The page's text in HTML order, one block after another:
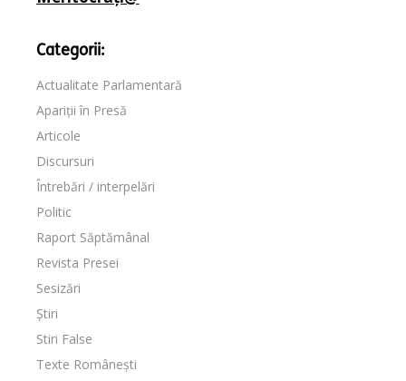
Categorii:
Actualitate Parlamentară
Apariții în Presă
Articole
Discursuri
Întrebări / interpelări
Politic
Raport Săptămânal
Revista Presei
Sesizări
Știri
Stiri False
Texte Românești